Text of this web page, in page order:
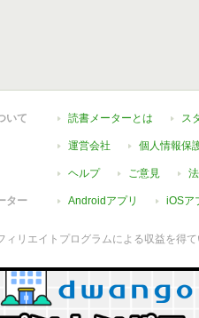
いて 読書メーターとは ス
運営会社 個人情報保
ヘルプ ご意見
ター Androidアプリ iOSア
ィリエイトプログラムによる収益を得て